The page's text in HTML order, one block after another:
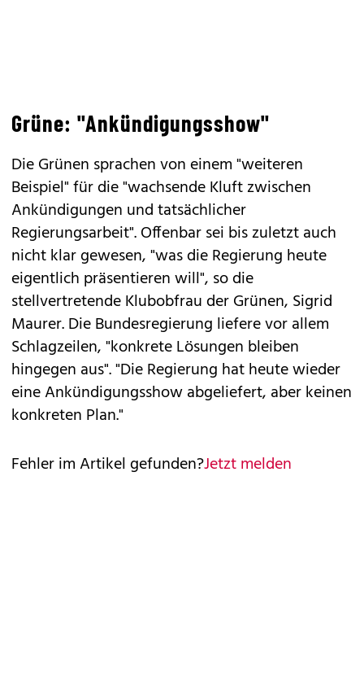
Grüne: "Ankündigungsshow"
Die Grünen sprachen von einem "weiteren
Beispiel" für die "wachsende Kluft zwischen
Ankündigungen und tatsächlicher
Regierungsarbeit". Offenbar sei bis zuletzt auch
nicht klar gewesen, "was die Regierung heute
eigentlich präsentieren will", so die
stellvertretende Klubobfrau der Grünen, Sigrid
Maurer. Die Bundesregierung liefere vor allem
Schlagzeilen, "konkrete Lösungen bleiben
hingegen aus". "Die Regierung hat heute wieder
eine Ankündigungsshow abgeliefert, aber keinen
konkreten Plan."
Fehler im Artikel gefunden?Jetzt melden